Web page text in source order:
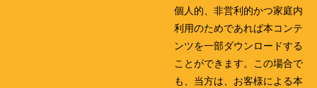
個人的、非営利的かつ家庭内
利用のためであれば本コンテ
ンツを一部ダウンロードする
ことができます。この場合で
も、当方は、お客様による本